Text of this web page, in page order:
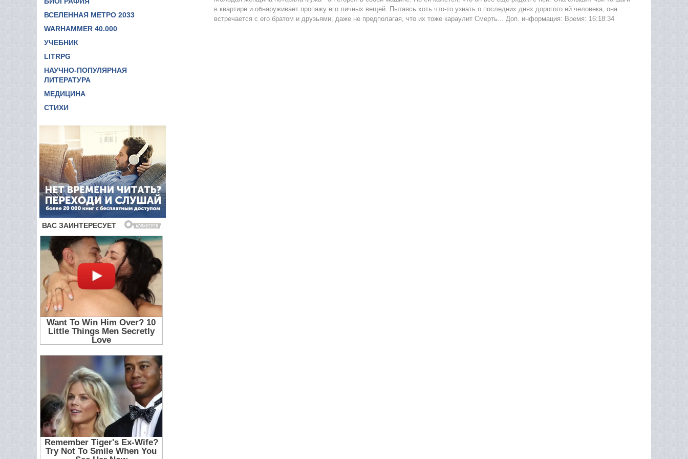
ВСЕЛЕННАЯ МЕТРО 2033
WARHAMMER 40.000
УЧЕБНИК
LITRPG
НАУЧНО-ПОПУЛЯРНАЯ
ЛИТЕРАТУРА
МЕДИЦИНА
СТИХИ
в квартире и обнаруживает пропажу его личных вещей. Пытаясь хоть что-то узнать о последних днях дорогого ей человека, она
встречается с его братом и друзьями, даже не предполагая, что их тоже караулит Смерть... Доп. информация: Время: 16:18:34